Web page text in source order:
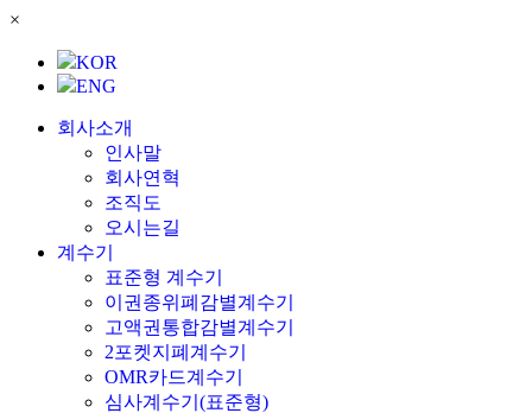
×
KOR
ENG
회사소개
인사말
회사연혁
조직도
오시는길
계수기
표준형 계수기
이권종위폐감별계수기
고액권통합감별계수기
2포켓지폐계수기
OMR카드계수기
심사계수기(표준형)